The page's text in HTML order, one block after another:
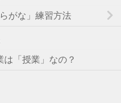
がな」練習方法
「授業」なの？